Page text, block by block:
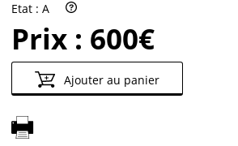
Etat : A
Prix : 600€
Ajouter au panier